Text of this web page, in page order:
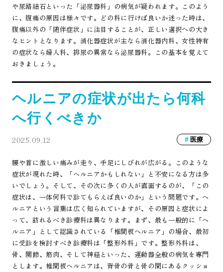
や尿路結石といった「泌尿器科」の病気が疑われます。このよう
に、腹痛の原因は様々です。どの科に行けば良いか迷った時は、
腹痛以外の「随伴症状」に注目することが、正しい選択への大き
なヒントとなります。消化器症状が主なら消化器内科、女性特有
の症状なら婦人科、排尿の異常なら泌尿器科。この基本を覚えて
おきましょう。
ヘルニアの症状が出たら何科
へ行くべきか
2025.09.12 医療
腰や首に激しい痛みが走り、手足にしびれが広がる。このような
症状が現れた時、「ヘルニアかもしれない」と不安になる方は多
いでしょう。そして、その次に多くの人が直面するのが、「この
症状は、一体何科で診てもらえば良いのか」という問題です。ヘ
ルニアという言葉は広く知られていますが、その原因と症状によ
って、訪れるべき診療科は異なります。まず、最も一般的に「ヘ
ルニア」として認識されている「椎間板ヘルニア」の場合、最初
に受診を検討すべき診療科は「整形外科」です。整形外科は、
骨、関節、筋肉、そして神経といった、運動器全般の病気を専門
とします。椎間板ヘルニアは、背骨の骨と骨の間にあるクッショ